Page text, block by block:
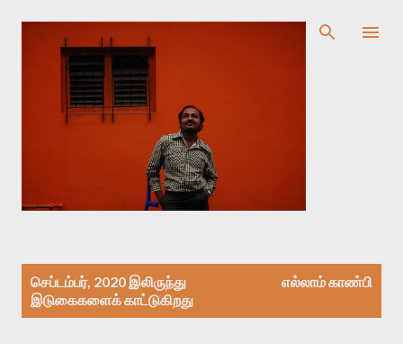
முதன்மை உள்ளடக்கத்திற்குச் செல்
கை
செப்டம்பர், 2020 இலிருந்து
இடுகைகளைக் காட்டுகிறது
எல்லாம் காண்பி